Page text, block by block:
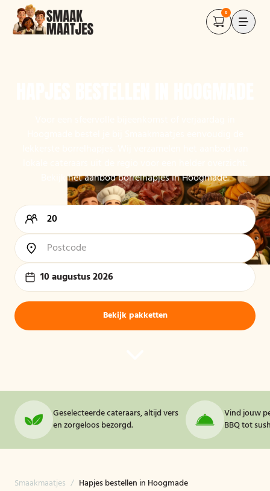
0
Bekijk het aanbod borrelhapjes in Hoogmade.
10 augustus 2026
Bekijk pakketten
Geselecteerde cateraars, altijd vers
en zorgeloos bezorgd.
Vind jouw
BBQ tot
Smaakmaatjes / Hapjes bestellen in Hoogmade